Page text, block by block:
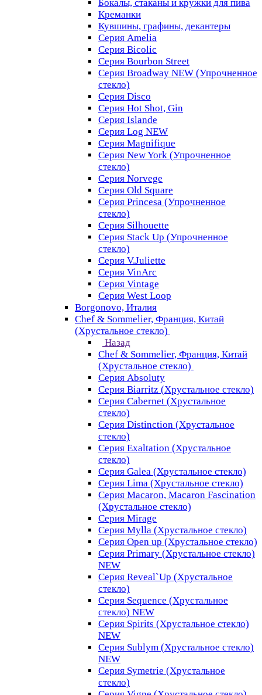
Бокалы, стаканы и кружки для пива
Креманки
Кувшины, графины, декантеры
Серия Amelia
Серия Bicolic
Серия Bourbon Street
Серия Broadway NEW (Упрочненное
стекло)
Серия Disco
Серия Hot Shot, Gin
Серия Islande
Серия Log NEW
Серия Magnifique
Серия New York (Упрочненное
стекло)
Серия Norvege
Серия Old Square
Серия Princesa (Упрочненное
стекло)
Серия Silhouette
Серия Stack Up (Упрочненное
стекло)
Серия V.Juliette
Серия VinArc
Серия Vintage
Серия West Loop
Borgonovo, Италия
Chef & Sommelier, Франция, Китай
(Хрустальное стекло)
Назад
Chef & Sommelier, Франция, Китай
(Хрустальное стекло)
Серия Absoluty
Серия Biarritz (Хрустальное стекло)
Серия Cabernet (Хрустальное
стекло)
Серия Distinction (Хрустальное
стекло)
Серия Exaltation (Хрустальное
стекло)
Серия Galea (Хрустальное стекло)
Серия Lima (Хрустальное стекло)
Серия Macaron, Macaron Fascination
(Хрустальное стекло)
Серия Mirage
Серия Mylla (Хрустальное стекло)
Серия Open up (Хрустальное стекло)
Серия Primary (Хрустальное стекло)
NEW
Серия Reveal`Up (Хрустальное
стекло)
Серия Sequence (Хрустальное
стекло) NEW
Серия Spirits (Хрустальное стекло)
NEW
Серия Sublym (Хрустальное стекло)
NEW
Серия Symetrie (Хрустальное
стекло)